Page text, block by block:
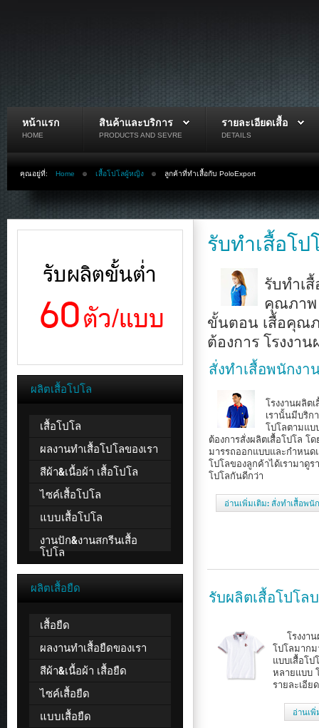
หน้าแรก
HOME
สินค้าและบริการ
PRODUCTS AND SEVRE
รายละเอียดเสื้อ
DETAILS
คุณอยู่ที่: Home เสื้อโปโลผู้หญิง ลูกค้าที่ทำเสื้อกับ PoloExport
รับทำเสื้อโป
รับทำเ
คุณภาพ
ขั้นตอน เสื้อคุณ
ต้องการ โรงงาน
สั่งทำเสื้อพนักงาน
โรงงานผลิต
เรานั้นมีบริก
โปโลตามแบ
ต้องการสั่งผลิตเสื้อโปโล โ
มารรถออกแบบและกำหนด
โปโลของลูกค้าได้เรามาดูร
โปโลกันดีกว่า
อ่านเพิ่มเติม: สั่งทำเสื้อพนั
รับผลิตเสื้อโปโล
โรงงานผ
โปโลมากม
แบบเสื้อโป
หลายแบบ
รายละเอีย
อ่านเพิ่
ผลิตเสื้อโปโล
เสื้อโปโล
ผลงานทำเสื้อโปโลของเรา
สีผ้า&เนื้อผ้า เสื้อโปโล
ไซค์เสื้อโปโล
แบบเสื้อโปโล
งานปัก&งานสกรีนเสื้อ
โปโล
ผลิตเสื้อยืด
เสื้อยืด
ผลงานทำเสื้อยืดของเรา
สีผ้า&เนื้อผ้า เสื้อยืด
ไซค์เสื้อยืด
แบบเสื้อยืด